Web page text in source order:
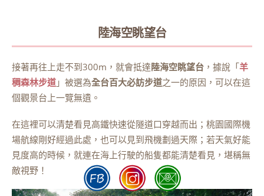
陸海空眺望台
接著再往上走不到300m，就會抵達陸海空眺望台 ，據說「羊
稠森林步道 」被選為全台百大必訪步道之一的原因，可以在這
個觀景台上一覽無遺。
在這裡可以清楚看見高鐵快速從隧道口穿越而出；桃園國際機
場航線剛好經過此處，也可以見到飛機劃過天際；若天氣好能
見度高的時候，就連在海上行駛的船隻都能清楚看見，堪稱無
敵視野！